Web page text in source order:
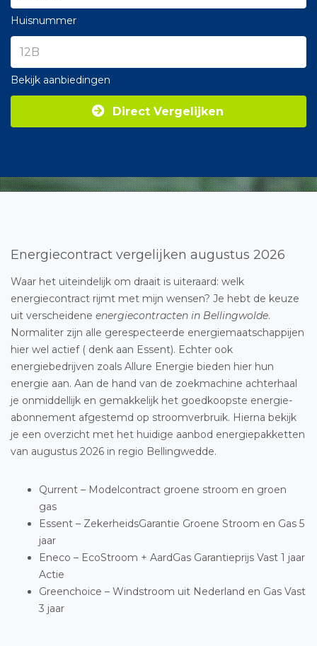
Huisnummer
Bekijk aanbiedingen
Direct Vergelijken
Energiecontract vergelijken augustus 2026
Waar het uiteindelijk om draait is uiteraard: welk
energiecontract rijmt met mijn wensen? Je hebt de keuze
uit verscheidene energiecontracten in Bellingwolde.
Normaliter zijn alle gerespecteerde energiemaatschappijen
hier wel actief ( denk aan Essent). Echter ook
energiebedrijven zoals Allure Energie bieden hier hun
energie aan. Aan de hand van de zoekmachine achterhaal
je onmiddellijk en gemakkelijk het goedkoopste energie-
abonnement afgestemd op stroomverbruik. Hierna bekijk
je een overzicht met het huidige aanbod energiepakketten
van augustus 2026 in regio Bellingwedde.
Qurrent – Modelcontract groene stroom en groen
gas
Essent – ZekerheidsGarantie Groene Stroom en Gas 5
jaar
Eneco – EcoStroom + AardGas Garantieprijs Vast 1 jaar
Actie
Greenchoice – Windstroom uit Nederland en Gas Vast
3 jaar